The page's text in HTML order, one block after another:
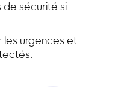
de sécurité si
les urgences et